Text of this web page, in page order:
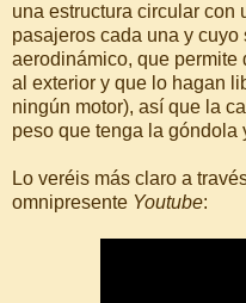
una estructura circular con
pasajeros cada una y
aerodinámico, que permite
al exterior y que lo hagan
ningún motor), así que la
peso que tenga la góndola
Lo veréis más claro a
omnipresente Youtube: